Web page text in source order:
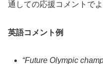
通しての応援コメントで
英語コメント例
“Future Olympic